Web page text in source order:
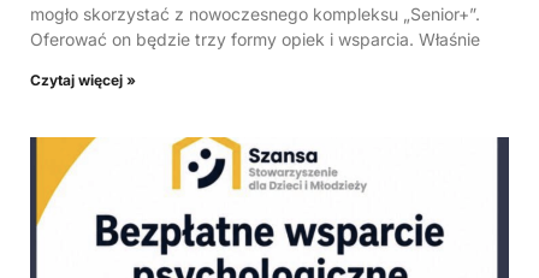
mogło skorzystać z nowoczesnego kompleksu „Senior+”.
Oferować on będzie trzy formy opiek i wsparcia. Właśnie
Czytaj więcej »